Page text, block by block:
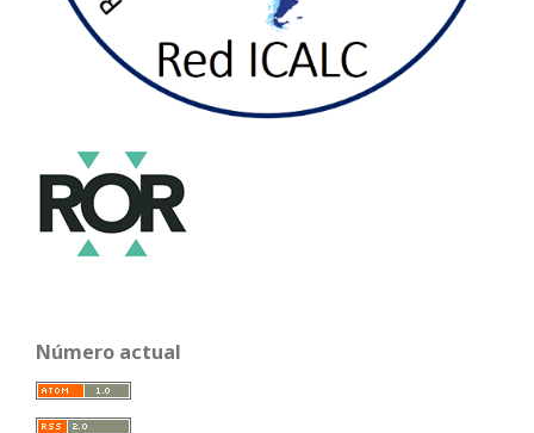
Número actual